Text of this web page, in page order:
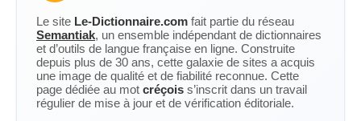
Le site Le-Dictionnaire.com fait partie du réseau
Semantiak, un ensemble indépendant de dictionnaires
et d’outils de langue française en ligne. Construite
depuis plus de 30 ans, cette galaxie de sites a acquis
une image de qualité et de fiabilité reconnue. Cette
page dédiée au mot créçois s’inscrit dans un travail
régulier de mise à jour et de vérification éditoriale.